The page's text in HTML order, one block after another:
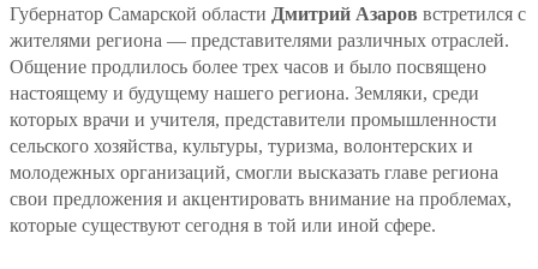
Губернатор Самарской области Дмитрий Азаров встретился с
жителями региона — представителями различных отраслей.
Общение продлилось более трех часов и было посвящено
настоящему и будущему нашего региона. Земляки, среди
которых врачи и учителя, представители промышленности
сельского хозяйства, культуры, туризма, волонтерских и
молодежных организаций, смогли высказать главе региона
свои предложения и акцентировать внимание на проблемах,
которые существуют сегодня в той или иной сфере.